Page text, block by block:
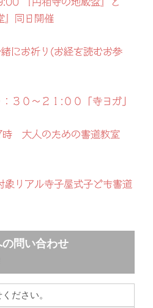
』同日開催
にお祈り(お経を読むお参
３０～２１:００「寺ヨガ」
時 大人のための書道教室
象リアル寺子屋式子ども書道